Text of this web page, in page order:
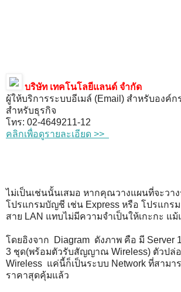
บริษัท เทคโนโลยีแลนด์ จำกัด
ผู้ให้บริการระบบอีเมล์ (Email) สำหรับองค์ก
สำหรับธุรกิจ
โทร: 02-4649211-12
คลิกเพื่อดูรายละเอียด >>
ไม่เป็นเช่นนั้นเสมอ หากคุณวางแผนที่จะวา
โปรแกรมบัญชี เช่น Express หรือ โปรแกร
สาย LAN แทบไม่มีความจำเป็นให้เกะกะ แม้
โดยอิงจาก Diagram ดังภาพ คือ มี Server
3 ชุด(พร้อมตัวรับสัญญาณ Wireless) ตัวป
Wireless แค่นี้ก็เป็นระบบ Network ที่สามา
ราคาสุดคุ้มแล้ว